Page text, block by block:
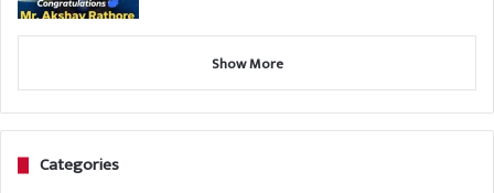
Show More
Categories